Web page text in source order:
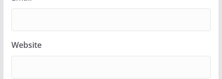
Website